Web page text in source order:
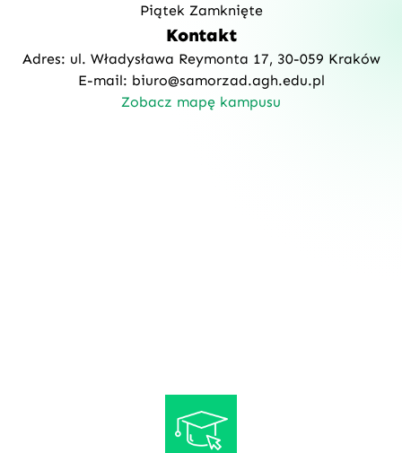
Piątek Zamknięte
Kontakt
Adres: ul. Władysława Reymonta 17, 30-059 Kraków
E-mail: biuro@samorzad.agh.edu.pl
Zobacz mapę kampusu